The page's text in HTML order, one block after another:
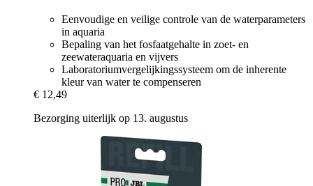
Eenvoudige en veilige controle van de waterparameters
in aquaria
Bepaling van het fosfaatgehalte in zoet- en
zeewateraquaria en vijvers
Laboratoriumvergelijkingssysteem om de inherente
kleur van water te compenseren
€ 12,49
Bezorging uiterlijk op 13. augustus